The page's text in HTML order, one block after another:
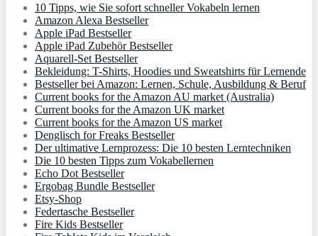
10 Tipps, wie Sie sofort schneller Vokabeln lernen
Amazon Alexa Bestseller
Apple iPad Bestseller
Apple iPad Zubehör Bestseller
Aquarell-Set Bestseller
Bekleidung: T-Shirts, Hoodies und Sweatshirts für Lernende
Bestseller bei Amazon: Lernen, Schule, Ausbildung & Beruf
Current books for the Amazon AU market (Australia)
Current books for the Amazon UK market
Current books for the Amazon US market
Denglisch for Freaks Bestseller
Der ultimative Lernprozess: Die 10 besten Lerntechniken
Die 10 besten Tipps zum Vokabellernen
Echo Dot Bestseller
Ergobag Bundle Bestseller
Etsy-Shop
Federtasche Bestseller
Fire Kids Bestseller